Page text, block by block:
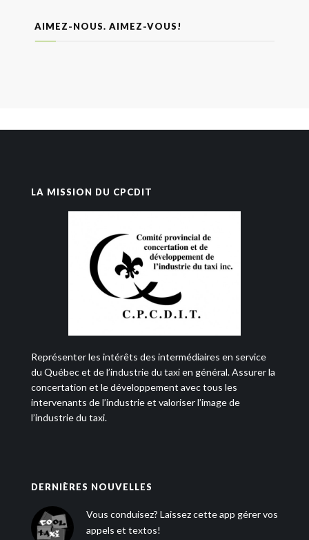
AIMEZ-NOUS. AIMEZ-VOUS!
LA MISSION DU CPCDIT
Représenter les intérêts des intermédiaires en service
du Québec et de l’industrie du taxi en général. Assurer la
concertation et le développement avec tous les
intervenants de l’industrie et valoriser l’image de
l’industrie du taxi.
DERNIÈRES NOUVELLES
Vous conduisez? Laissez cette app gérer vos
appels et textos!